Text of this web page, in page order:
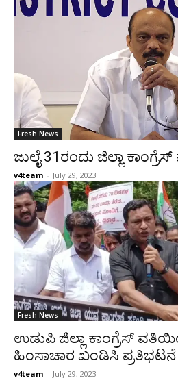
Fresh News
ಜುಲೈ 31ರಂದು ಜಿಲ್ಲಾ
v4team - July 29, 2023
Fresh News
ಉಡುಪಿ ಜಿಲ್ಲಾ ಕಾಂಗ್ರೆಸ್
ಹಿಂಸಾಚಾರ ಖಂಡಿಸಿ ಪ್ರತಿಭಟನೆ
v4team - July 29, 2023